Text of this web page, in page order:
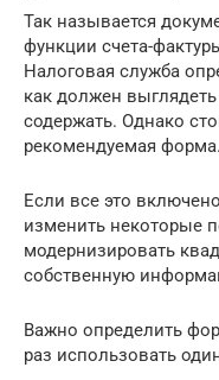
Так называется
функции счета-
Налоговая служба
как должен
содержать. Однако
рекомендуемая форма.
Если все это
изменить некоторые
модернизировать
собственную
Важно определить
раз использовать